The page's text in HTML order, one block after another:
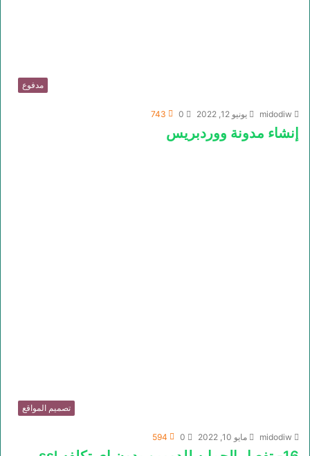
مدفوع
midodiw يونيو 12, 2022 0
743
إنشاء مدونة ووردبريس
تصميم المواقع
midodiw مايو 10, 2022 0
594